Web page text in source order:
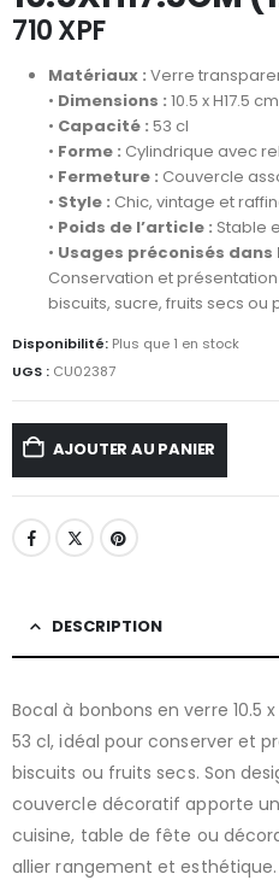
710XPF
Matériaux : Verre
• Dimensions : 10.5 x H17.5 cm
• Capacité : 53 cl
• Forme : Cylindrique avec
• Fermeture : Couvercle
• Style : Chic, vintage et
• Poids de l’article : Stable
• Usages préconisés dans
Conservation et
biscuits, sucre, fruits secs
Disponibilité: Plus que 1 en stock
UGS : CU02387
AJOUTER AU PANIER
DESCRIPTION
Bocal à bonbons en verre 10.5
53 cl, idéal pour conserver et
biscuits ou fruits secs. Son
couvercle décoratif apporte
cuisine, table de fête ou
allier rangement et esthétique.